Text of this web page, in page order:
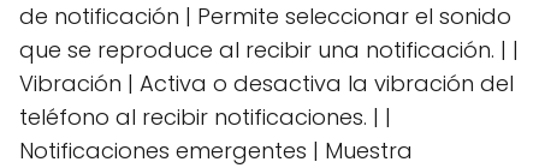
de notificación | Permite seleccionar el sonido
que se reproduce al recibir una notificación. | |
Vibración | Activa o desactiva la vibración del
teléfono al recibir notificaciones. | |
Notificaciones emergentes | Muestra